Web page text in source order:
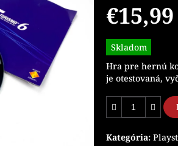
€15,99
Jednotková
cena:
Skladom
Hra pre hernú
je otestovaná,
Kategória: